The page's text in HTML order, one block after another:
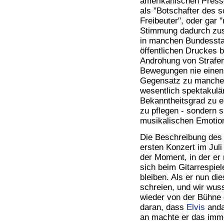
als "Botschafter des
Freibeuter", oder gar
Stimmung dadurch
in manchen
öffentlichen Druckes
Androhung von
Bewegungen nie
Gegensatz zu
wesentlich
Bekanntheitsgrad zu
zu pflegen - sondern
musikalischen
Die Beschreibung
ersten Konzert im
der Moment, in der
sich beim
bleiben. Als er nun
schreien, und wir
wieder von der
daran, dass Elvis
an machte er das